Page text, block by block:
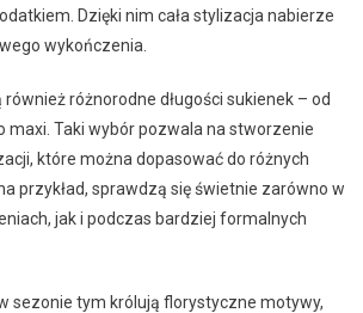
Dzięki nim cała stylizacja nabierze
wykończenia.
różnorodne długości sukienek – od
maxi. Taki wybór pozwala na stworzenie
które można dopasować do różnych
przykład, sprawdzą się świetnie zarówno w
jak i podczas bardziej formalnych
sezonie tym królują florystyczne motywy,